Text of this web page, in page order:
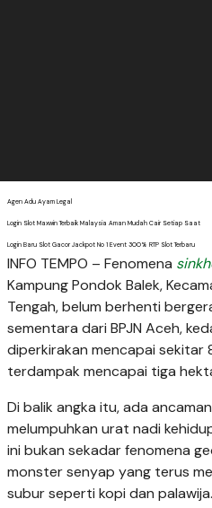
Agen Adu Ayam Legal
Login Slot Maxwin Terbaik Malaysia Aman Mudah Cair Setiap Saat
Login Baru Slot Gacor Jackpot No 1 Event 300% RTP Slot Terbaru
INFO TEMPO – Fenomena
Kampung Pondok Balek,
Tengah, belum berhenti
sementara dari BPJN Aceh,
diperkirakan mencapai sekitar
terdampak mencapai tiga
Di balik angka itu, ada
melumpuhkan urat nadi
ini bukan sekadar fenomena
monster senyap yang terus
subur seperti kopi dan palawija.